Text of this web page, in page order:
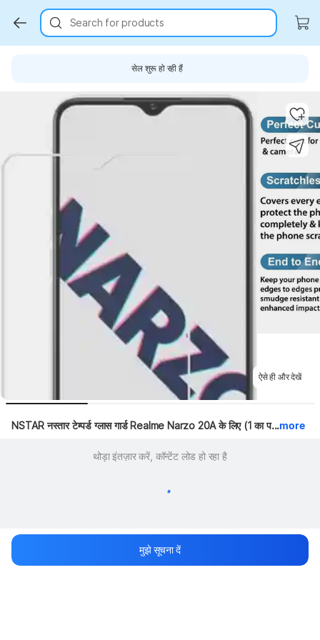
Search for products
सेल शुरू हो रही हैं
ऐसे ही और देखें
NSTAR नस्तार टेम्पर्ड ग्लास गार्ड Realme Narzo 20A के लिए (1 का प...more
थोड़ा इंतज़ार करें, कॉन्टेंट लोड हो रहा है
मुझे सूचना दें